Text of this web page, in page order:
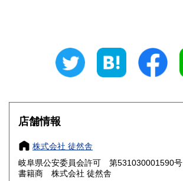
300円 三重県
大阪府
奈良県
鳥取県 300円 島根県
店舗情報
株式会社 徒然舎
岐阜県公安委員会許可 第531030001590号
書籍商 株式会社 徒然舎